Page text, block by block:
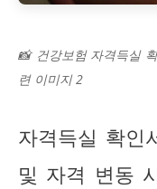
📸 건강보험 자격득실
련 이미지 2
자격득실 확인
및 자격 변동